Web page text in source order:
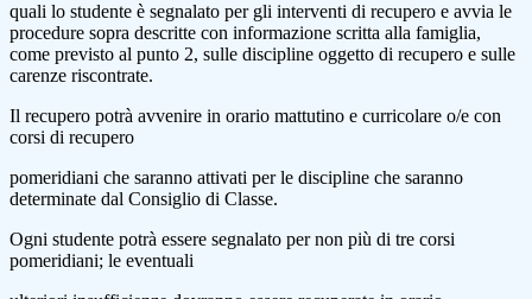
quali lo studente è segnalato per gli interventi di recupero e avvia le
procedure sopra descritte con informazione scritta alla famiglia,
come previsto al punto 2, sulle discipline oggetto di recupero e sulle
carenze riscontrate.
Il recupero potrà avvenire in orario mattutino e curricolare o/e con
corsi di recupero
pomeridiani che saranno attivati per le discipline che saranno
determinate dal Consiglio di Classe.
Ogni studente potrà essere segnalato per non più di tre corsi
pomeridiani; le eventuali